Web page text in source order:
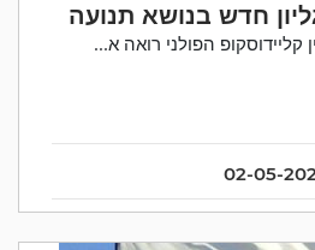
02-05-
חדש בנושא תנועה
קליידוסקופ הפולני רואה א...